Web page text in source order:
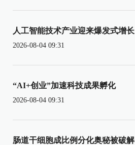
人工智能技术产业迎来爆发式增长
2026-08-04 09:31
“AI+创业”加速科技成果孵化
2026-08-04 09:31
肠道干细胞成比例分化奥秘被破解